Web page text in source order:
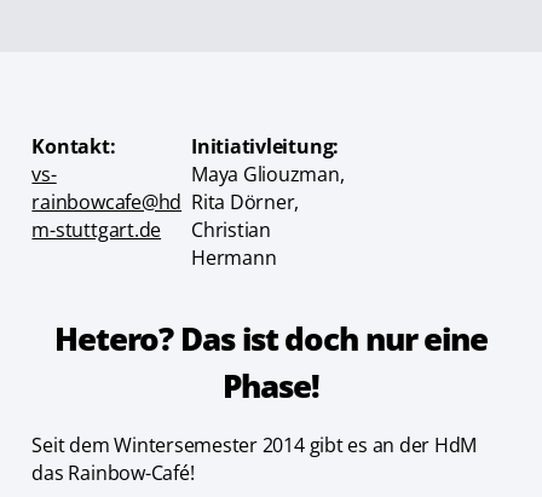
Kontakt:
vs-
rainbowcafe@hd
m-stuttgart.de
Initiativleitung:
Maya Gliouzman,
Rita Dörner,
Christian
Hermann
Hetero? Das ist doch nur eine
Phase!
Seit dem Wintersemester 2014 gibt es an der HdM
das Rainbow-Café!